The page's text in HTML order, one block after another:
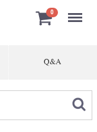
0 Menu
Q&A